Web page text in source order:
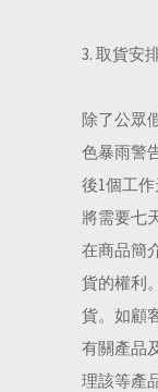
3. 取貨安
除了公眾
色暴雨警
後1個工
將需要七
在商品簡
貨的權利
貨。如顧
有關產品
理該等產